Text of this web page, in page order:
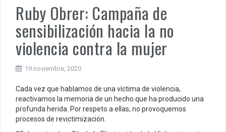
Ruby Obrer: Campaña de
sensibilización hacia la no
violencia contra la mujer
19 noviembre, 2020
Cada vez que hablamos de una víctima de violencia,
reactivamos la memoria de un hecho que ha producido una
profunda herida. Por respeto a ellas, no provoquemos
procesos de revictimización.